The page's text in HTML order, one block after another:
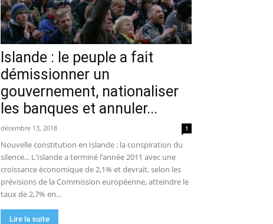
Islande : le peuple a fait
démissionner un
gouvernement, nationaliser
les banques et annuler...
décembre 13, 2018 1
Nouvelle constitution en Islande : la conspiration du
silence... L'Islande a terminé l’année 2011 avec une
croissance économique de 2,1% et devrait, selon les
prévisions de la Commission européenne, atteindre le
taux de 2,7% en...
Lire la suite